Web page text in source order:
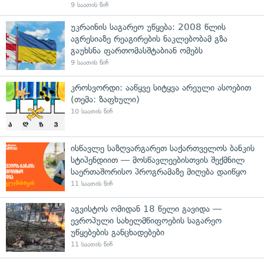
9 საათის წინ
უკრაინის საგარეო უწყება: 2008 წლის
აგრესიაზე რეაგირების ნაკლებობამ გზა
გაუხსნა ფართომასშტაბიან ომებს
9 საათის წინ
კროსვორდი: ააწყვე სიტყვა არეული ასოებით
(თემა: ზაფხული)
10 საათის წინ
ისწავლე საზღვარგარეთ საქართველოს ბანკის
სტიპენდიით — მოსწავლეებისთვის შექმნილ
საერთაშორისო პროგრამაზე მიღება დაიწყო
11 საათის წინ
აგვისტოს ომიდან 18 წელი გავიდა —
ევროპული სახელმწიფოების საგარეო
უწყებების განცხადებები
11 საათის წინ